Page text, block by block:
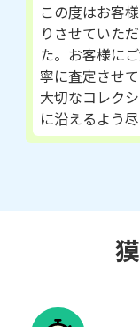
この度はお客
りさせていた
た。お客様に
寧に査定させ
大切なコレク
に沿えるよう